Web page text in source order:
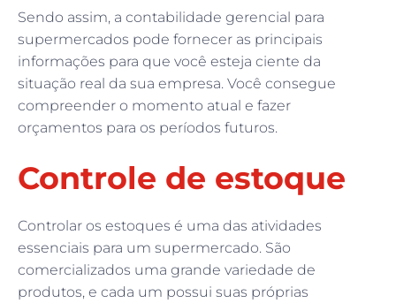
Sendo assim, a contabilidade gerencial para
supermercados pode fornecer as principais
informações para que você esteja ciente da
situação real da sua empresa. Você consegue
compreender o momento atual e fazer
orçamentos para os períodos futuros.
Controle de estoque
Controlar os estoques é uma das atividades
essenciais para um supermercado. São
comercializados uma grande variedade de
produtos, e cada um possui suas próprias